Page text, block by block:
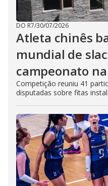
DO R7/30/07/2026
Atleta chinês
mundial de
campeonato na
Competição reuniu 41
disputadas sobre fitas